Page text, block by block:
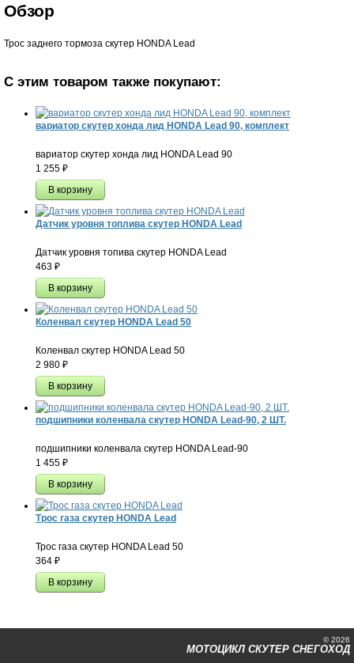
Обзор
Трос заднего тормоза скутер HONDA Lead
С этим товаром также покупают:
вариатор скутер хонда лид HONDA Lead 90, комплект
вариатор скутер хонда лид HONDA Lead 90
1 255 ₽
Датчик уровня топлива скутер HONDA Lead
Датчик уровня топива скутер HONDA Lead
463 ₽
Коленвал скутер HONDA Lead 50
Коленвал скутер HONDA Lead 50
2 980 ₽
подшипники коленвала скутер HONDA Lead-90, 2 ШТ.
подшипники коленвала скутер HONDA Lead-90
1 455 ₽
Трос газа скутер HONDA Lead
Трос газа скутер HONDA Lead 50
364 ₽
© 2026
МОТОЦИКЛ СКУТЕР СНЕГОХОД